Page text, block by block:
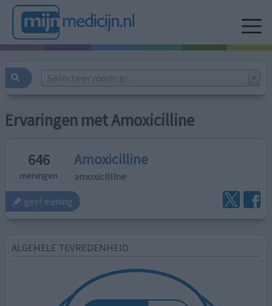
Selecteer medicijn...
Ervaringen met Amoxicilline
646
meningen
Amoxicilline
amoxicilline
geef mening
ALGEHELE TEVREDENHEID